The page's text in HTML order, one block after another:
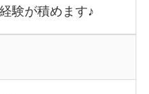
験が積めます♪